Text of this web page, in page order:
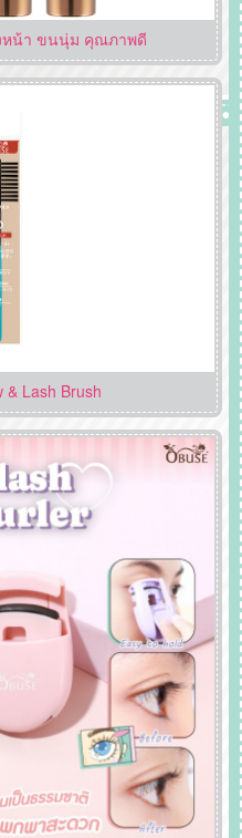
หน้า ขนนุ่ม คุณภาพดี
& Lash Brush